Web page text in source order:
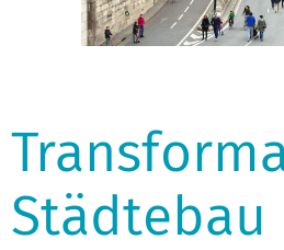
Städtebau